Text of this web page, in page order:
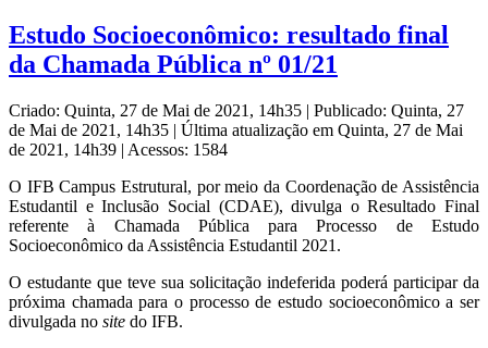
Estudo Socioeconômico: resultado final
da Chamada Pública nº 01/21
Criado: Quinta, 27 de Mai de 2021, 14h35 | Publicado: Quinta, 27
de Mai de 2021, 14h35 | Última atualização em Quinta, 27 de Mai
de 2021, 14h39 | Acessos: 1584
O IFB Campus Estrutural, por meio da Coordenação de Assistência
Estudantil e Inclusão Social (CDAE), divulga o Resultado Final
referente à Chamada Pública para Processo de Estudo
Socioeconômico da Assistência Estudantil 2021.
O estudante que teve sua solicitação indeferida poderá participar da
próxima chamada para o processo de estudo socioeconômico a ser
divulgada no site do IFB.